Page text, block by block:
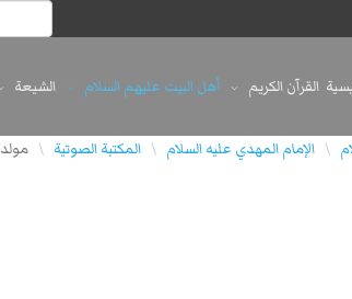
القرآن الكريم أهل البيت عليهم السلام الشيعة
\ الإمام المهدي علیه السلام \ المكتبة الصوتية \ مولد